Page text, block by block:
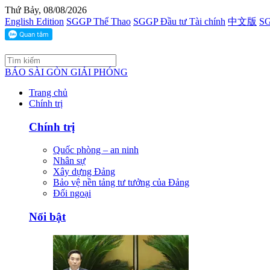
Thứ Bảy, 08/08/2026
English Edition SGGP Thể Thao SGGP Đầu tư Tài chính 中文版
BÁO SÀI GÒN GIẢI PHÓNG
Trang chủ
Chính trị
Chính trị
Quốc phòng – an ninh
Nhân sự
Xây dựng Đảng
Bảo vệ nền tảng tư tưởng của Đảng
Đối ngoại
Nổi bật